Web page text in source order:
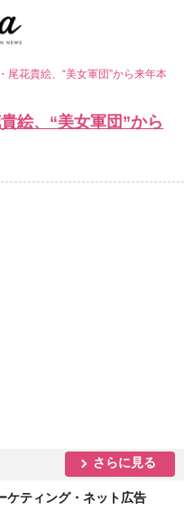
尾花貴絵、“美女軍団”から来年本
絵、“美女軍団”から
さらに見る
ケティング・ネット広告